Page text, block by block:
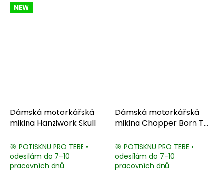
NEW
Dámská motorkářská
mikina Hanziwork Skull
🎯 POTISKNU PRO TEBE •
odesílám do 7–10
pracovních dnů
Dámská motorkářská
mikina Chopper Born To
🎯 POTISKNU PRO TEBE •
odesílám do 7–10
pracovních dnů